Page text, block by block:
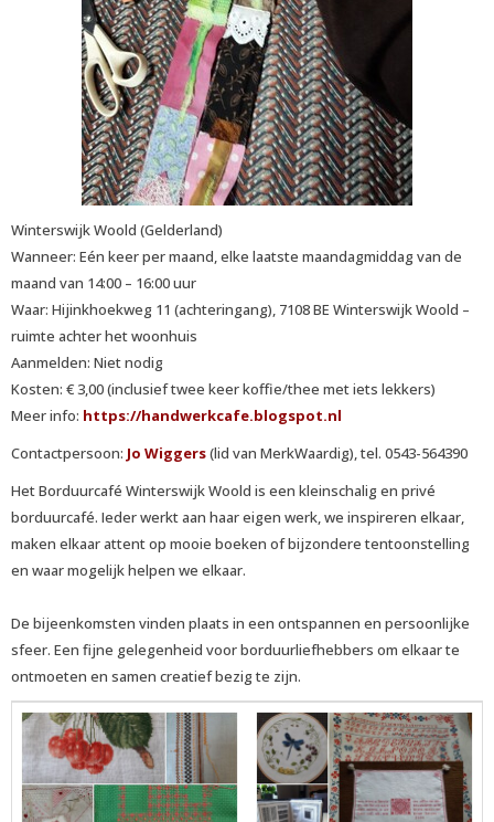
Winterswijk Woold (Gelderland)
Wanneer: Eén keer per maand, elke laatste maandagmiddag van de
maand van 14:00 – 16:00 uur
Waar: Hijinkhoekweg 11 (achteringang), 7108 BE Winterswijk Woold –
ruimte achter het woonhuis
Aanmelden: Niet nodig
Kosten: € 3,00 (inclusief twee keer koffie/thee met iets lekkers)
Meer info: https://handwerkcafe.blogspot.nl
Contactpersoon: Jo Wiggers(lid van MerkWaardig), tel. 0543-564390
Het Borduurcafé Winterswijk Woold is een kleinschalig en privé
borduurcafé. Ieder werkt aan haar eigen werk, we inspireren elkaar,
maken elkaar attent op mooie boeken of bijzondere tentoonstelling
en waar mogelijk helpen we elkaar.
De bijeenkomsten vinden plaats in een ontspannen en persoonlijke
sfeer. Een fijne gelegenheid voor borduurliefhebbers om elkaar te
ontmoeten en samen creatief bezig te zijn.